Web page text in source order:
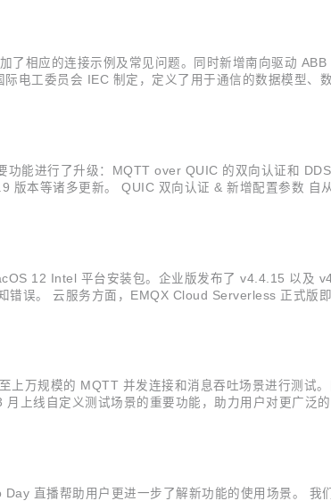
相应的连接示例及常见问题。同时新增南向驱动
电工委员会 IEC 制定，定义了用于通信的数据模型、
能进行了升级：MQTT over QUIC 的双向认证和
本等诸多更新。 QUIC 双向认证 & 新增配置参数 自
12 Intel 平台安装包。企业版发布了 v4.4.15 以及
误。 云服务方面，EMQX Cloud Serverless 正式版即
万规模的 MQTT 并发连接和消息吞吐场景进行测试
线自定义测试场景的重要功能，助力用户对更广泛
直播帮助用户更进一步了解新功能的使用场景。 我